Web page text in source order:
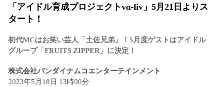
「アイドル育成プロジェクトvα-liv」5月21日よりス
タート！
初代MCはお笑い芸人「土佐兄弟」！5月度ゲストはアイドル
グループ「FRUITS ZIPPER」に決定！
株式会社バンダイナムコエンターテインメント
2023年5月18日 13時00分